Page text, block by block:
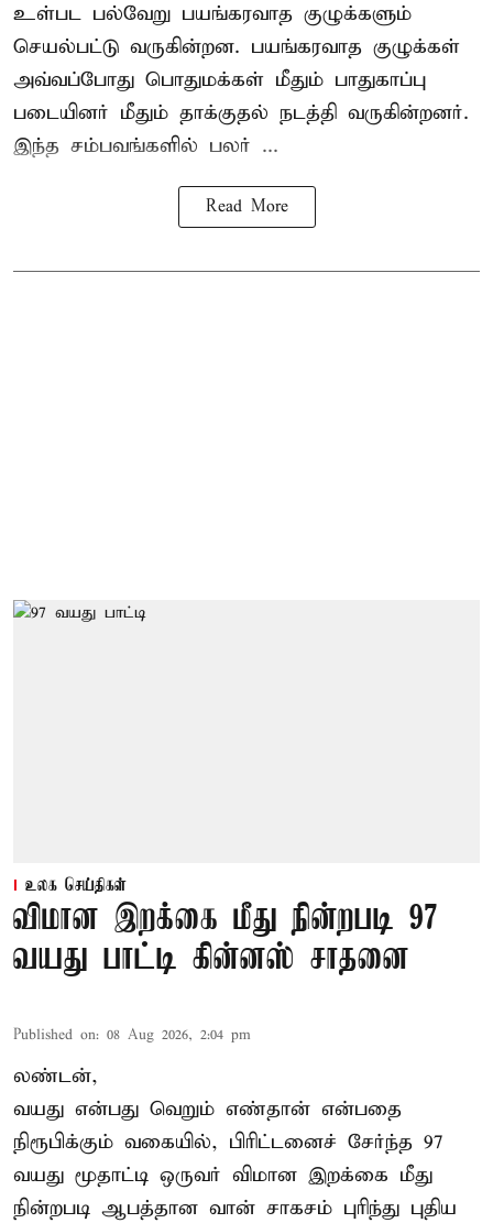
உள்பட பல்வேறு பயங்கரவாத குழுக்களும்
செயல்பட்டு வருகின்றன. பயங்கரவாத குழுக்கள்
அவ்வப்போது பொதுமக்கள் மீதும் பாதுகாப்பு
படையினர் மீதும் தாக்குதல் நடத்தி வருகின்றனர்.
இந்த சம்பவங்களில் பலர் ...
Read More
உலக செய்திகள்
விமான இறக்கை மீது நின்றபடி 97
வயது பாட்டி கின்னஸ் சாதனை
Published on: 08 Aug 2026, 2:04 pm
லண்டன்,
வயது என்பது வெறும் எண்தான் என்பதை
நிரூபிக்கும் வகையில், பிரிட்டனைச் சேர்ந்த 97
வயது மூதாட்டி ஒருவர் விமான இறக்கை மீது
நின்றபடி ஆபத்தான வான் சாகசம் புரிந்து புதிய